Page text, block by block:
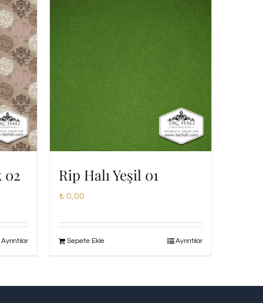
02
Ayrıntılar
Rip Halı Yeşil 01
₺0,00
Sepete Ekle Ayrıntılar